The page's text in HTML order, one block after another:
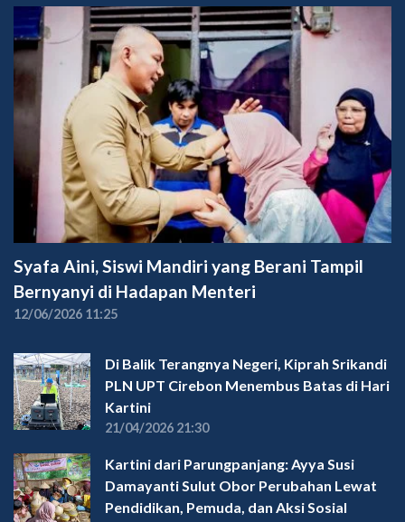
Syafa Aini, Siswi Mandiri yang Berani Tampil
Bernyanyi di Hadapan Menteri
12/06/2026 11:25
Di Balik Terangnya Negeri, Kiprah Srikandi
PLN UPT Cirebon Menembus Batas di Hari
Kartini
21/04/2026 21:30
Kartini dari Parungpanjang: Ayya Susi
Damayanti Sulut Obor Perubahan Lewat
Pendidikan, Pemuda, dan Aksi Sosial